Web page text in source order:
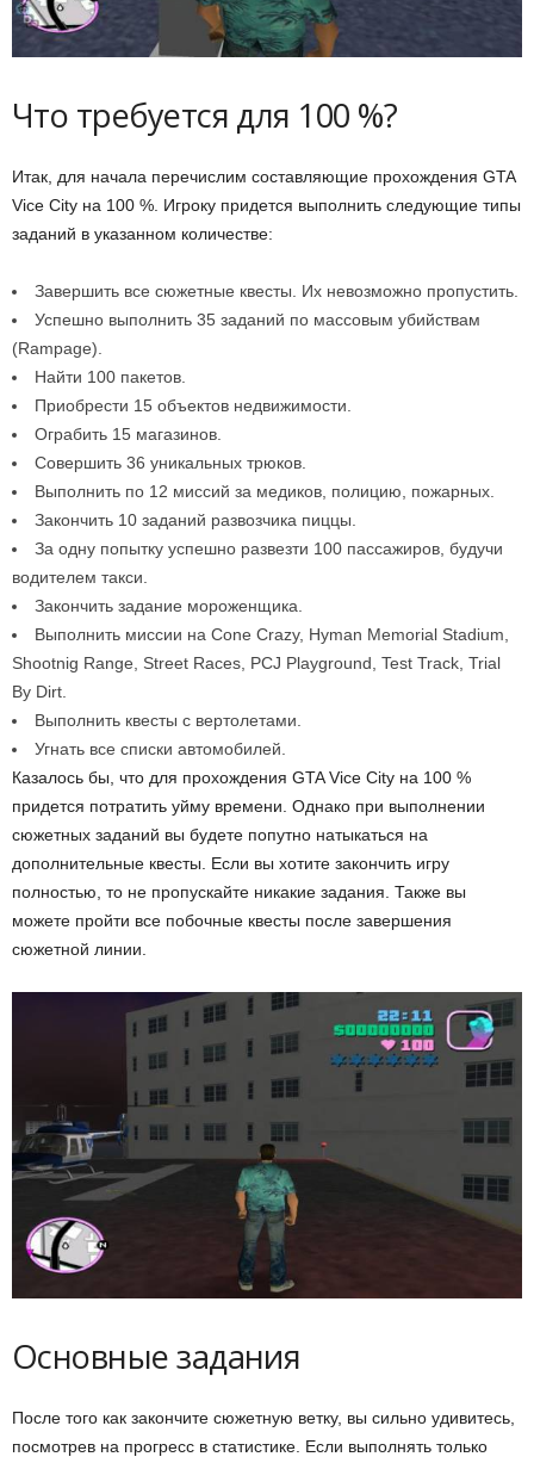
Что требуется для 100 %?
Итак, для начала перечислим составляющие прохождения GTA
Vice City на 100 %. Игроку придется выполнить следующие типы
заданий в указанном количестве:
Завершить все сюжетные квесты. Их невозможно пропустить.
Успешно выполнить 35 заданий по массовым убийствам
(Rampage).
Найти 100 пакетов.
Приобрести 15 объектов недвижимости.
Ограбить 15 магазинов.
Совершить 36 уникальных трюков.
Выполнить по 12 миссий за медиков, полицию, пожарных.
Закончить 10 заданий развозчика пиццы.
За одну попытку успешно развезти 100 пассажиров, будучи
водителем такси.
Закончить задание мороженщика.
Выполнить миссии на Cone Crazy, Hyman Memorial Stadium,
Shootnig Range, Street Races, PCJ Playground, Test Track, Trial
By Dirt.
Выполнить квесты с вертолетами.
Угнать все списки автомобилей.
Казалось бы, что для прохождения GTA Vice City на 100 %
придется потратить уйму времени. Однако при выполнении
сюжетных заданий вы будете попутно натыкаться на
дополнительные квесты. Если вы хотите закончить игру
полностью, то не пропускайте никакие задания. Также вы
можете пройти все побочные квесты после завершения
сюжетной линии.
Основные задания
После того как закончите сюжетную ветку, вы сильно удивитесь,
посмотрев на прогресс в статистике. Если выполнять только